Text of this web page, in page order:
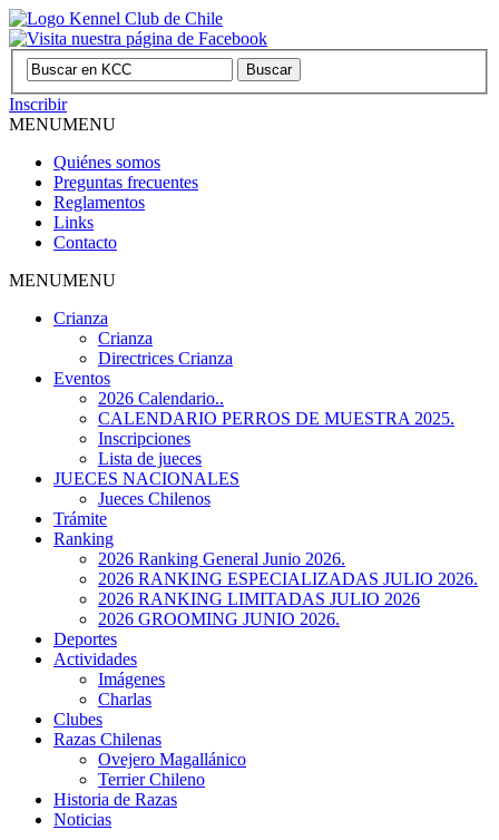
Inscribir
MENUMENU
Quiénes somos
Preguntas frecuentes
Reglamentos
Links
Contacto
MENUMENU
Crianza
Crianza
Directrices Crianza
Eventos
2026 Calendario..
CALENDARIO PERROS DE MUESTRA 2025.
Inscripciones
Lista de jueces
JUECES NACIONALES
Jueces Chilenos
Trámite
Ranking
2026 Ranking General Junio 2026.
2026 RANKING ESPECIALIZADAS JULIO 2026.
2026 RANKING LIMITADAS JULIO 2026
2026 GROOMING JUNIO 2026.
Deportes
Actividades
Imágenes
Charlas
Clubes
Razas Chilenas
Ovejero Magallánico
Terrier Chileno
Historia de Razas
Noticias